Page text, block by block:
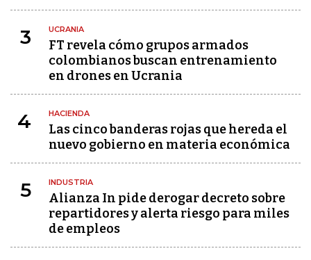
3 UCRANIA
FT revela cómo grupos armados
colombianos buscan entrenamiento
en drones en Ucrania
4 HACIENDA
Las cinco banderas rojas que hereda el
nuevo gobierno en materia económica
5 INDUSTRIA
Alianza In pide derogar decreto sobre
repartidores y alerta riesgo para miles
de empleos